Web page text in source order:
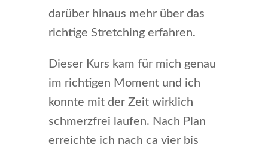
darüber hinaus mehr über das
richtige Stretching erfahren.
Dieser Kurs kam für mich genau
im richtigen Moment und ich
konnte mit der Zeit wirklich
schmerzfrei laufen. Nach Plan
erreichte ich nach ca vier bis